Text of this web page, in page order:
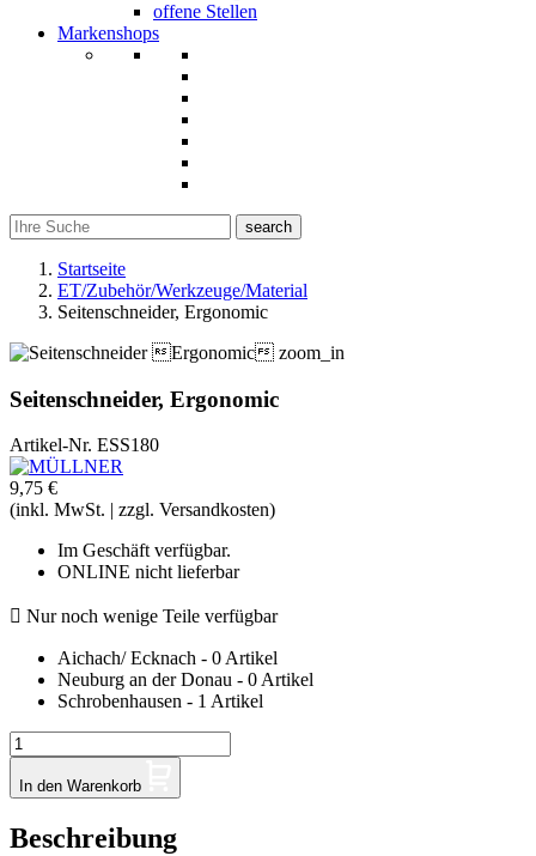
offene Stellen
Markenshops
search
Startseite
ET/Zubehör/Werkzeuge/Material
Seitenschneider, Ergonomic
zoom_in
Seitenschneider, Ergonomic
Artikel-Nr. ESS180
9,75 €
(inkl. MwSt. | zzgl. Versandkosten)
Im Geschäft verfügbar.
ONLINE nicht lieferbar
 Nur noch wenige Teile verfügbar
Aichach/ Ecknach - 0 Artikel
Neuburg an der Donau - 0 Artikel
Schrobenhausen - 1 Artikel
In den Warenkorb
Beschreibung